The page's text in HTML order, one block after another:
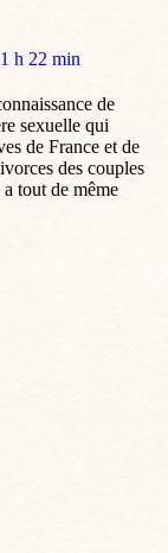
h 22 min
de
sexuelle qui
de France et de
des couples
tout de même